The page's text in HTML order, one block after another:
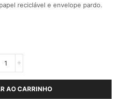
reciclável e envelope pardo.
AO CARRINHO